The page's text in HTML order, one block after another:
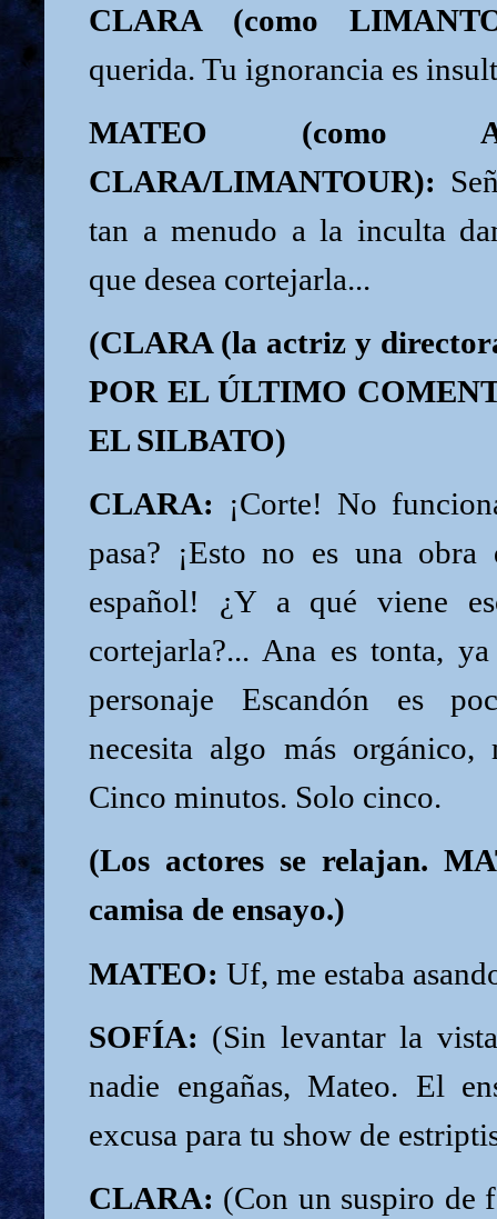
CLARA (como
querida. Tu ignorancia es
MATEO (como
CLARA/LIMANTOUR):
tan a menudo a la inculta
que desea cortejarla...
(CLARA (la actriz y
POR EL ÚLTIMO
EL SILBATO)
CLARA: ¡Corte! No
pasa? ¡Esto no es una
español! ¿Y a qué viene
cortejarla?... Ana es tonta,
personaje Escandón es
necesita algo más orgánico,
Cinco minutos. Solo cinco.
(Los actores se relajan.
camisa de ensayo.)
MATEO: Uf, me estaba
SOFÍA: (Sin levantar la
nadie engañas, Mateo. El
excusa para tu show de
CLARA: (Con un suspiro de